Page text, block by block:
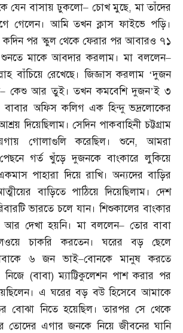
যেন বাসায় ঢুকলো– চোখ মুছে,মা তাঁদের
গেলেন। আমি তখন ক্লাস ফাইভে পড়ি।
কদিন পর স্কুল থেকে ফেরার পর আবারও ৭১
মাকে আবদার করলাম। মা বললেন–
বাঁচিয়ে রেখেছে। জিজ্ঞাস করলাম ‘দুজন
– কেশু আর তুই। তখন কমবেশি দুজন’ই ৩
অফিস কলিগ এক হিন্দু ভদ্রলোকের
দিয়েছিলাম। সেদিন পাকবাহিনী চট্টগ্রাম
গোলাগুলি করেছিল। শুনে,আমরা
গর্ত খুঁড়ে দুজনকে বাংকারে লুকিয়ে
পাহারা দিয়ে রাখি। অন্যদের বাড়ির
বাড়িতে পাঠিয়ে দিয়েছিলাম। দেশ
ভারতে চলে যান। শিশুকালের বাংকার
আর দেখা হয়নি। মা বললেন– তোর বাবা
চাকরি করতেন। ঘরের বড় ছেলে
৬ জন ভাই–বোনকে মানুষ করতে
(বাবা)ম্যাট্টিকুলেশন পাশ করার পর
এ ঘরের বড় বউ হিসেবে আমাকে
বোঝা নিতে হয়েছিল। তারপর সে থেকে
তোদের এগার জনকে নিয়ে জীবনের ঘানি